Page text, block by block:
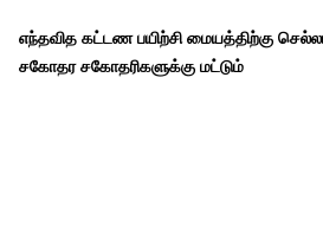
எந்தவித கட்டண பயிற்சி மையத்திற்கு
சகோதர சகோதரிகளுக்கு மட்டும்